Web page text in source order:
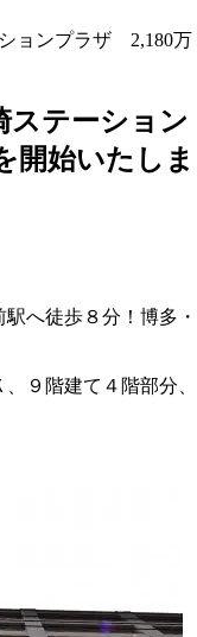
ョンプラザ 2,180万
ステーション
始いたしま
へ徒歩８分！博多・
９階建て４階部分、